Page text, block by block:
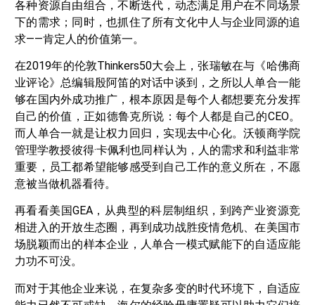
各种资源自由组合，不断迭代，动态满足用户在不同场景
下的需求；同时，也抓住了所有文化中人与企业同源的追
求——肯定人的价值第一。
在2019年的伦敦Thinkers50大会上，张瑞敏在与《哈佛商
业评论》总编辑殷阿笛的对话中谈到，之所以人单合一能
够在国内外成功推广，根本原因是每个人都想要充分发挥
自己的价值，正如德鲁克所说：每个人都是自己的CEO。
而人单合一就是让权力回归，实现去中心化。沃顿商学院
管理学教授彼得·卡佩利也同样认为，人的需求和利益非常
重要，员工都希望能够感受到自己工作的意义所在，不愿
意被当做机器看待。
再看看美国GEA，从典型的科层制组织，到跨产业资源竞
相进入的开放生态圈，再到成功战胜疫情危机、在美国市
场脱颖而出的样本企业，人单合一模式赋能下的自适应能
力功不可没。
而对于其他企业来说，在复杂多变的时代环境下，自适应